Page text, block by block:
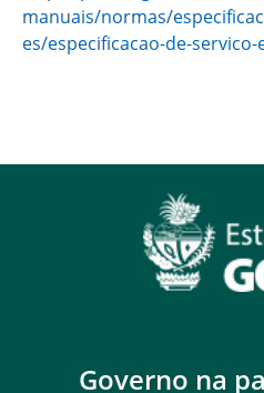
manuais/normas/
es/especificacao-de-servico-
Governo na